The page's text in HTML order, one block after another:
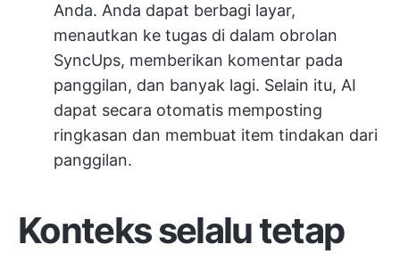
Anda. Anda dapat berbagi layar,
menautkan ke tugas di dalam obrolan
SyncUps, memberikan komentar pada
panggilan, dan banyak lagi. Selain itu, AI
dapat secara otomatis memposting
ringkasan dan membuat item tindakan dari
panggilan.
Konteks selalu tetap